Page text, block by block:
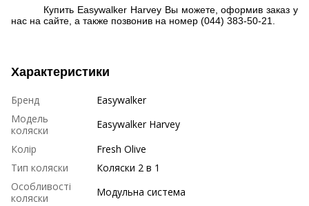
Купить Easywalker Harvey Вы можете, оформив заказ у
нас на сайте, а также позвонив на номер (044) 383-50-21.
Характеристики
Бренд
Easywalker
Модель
коляски
Easywalker Harvey
Колір
Fresh Olive
Тип коляски
Коляски 2 в 1
Особливості
коляски
Модульна система